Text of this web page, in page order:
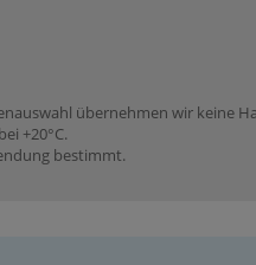
übernehmen wir keine
+20°C.
bestimmt.